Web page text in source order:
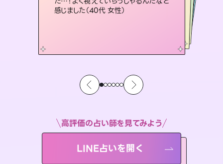
感じました（40代 女性）
とうございました（40代 女性）
高評価の占い師を見てみよう
LINE占いを開く